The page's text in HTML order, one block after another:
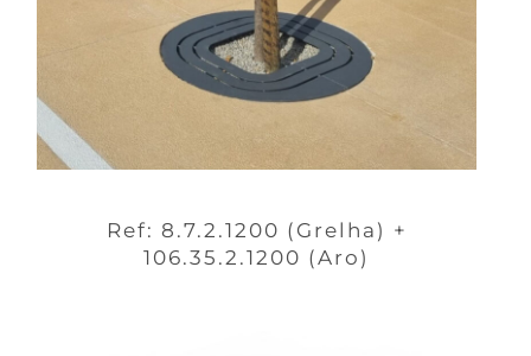
Ref: 8.7.2.1200 (Grelha) +
106.35.2.1200 (Aro)